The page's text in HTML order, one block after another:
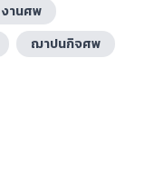
งานศพ
ฌาปนกิจศพ